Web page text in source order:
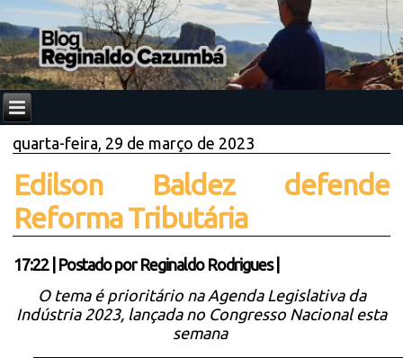
quarta-feira, 29 de março de 2023
Edilson Baldez defende
Reforma Tributária
17:22| Postado por Reginaldo Rodrigues
O tema é prioritário na Agenda Legislativa da
Indústria 2023, lançada no Congresso Nacional esta
semana